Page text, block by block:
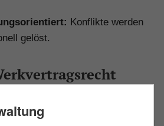
Konflikte werden
gelöst.